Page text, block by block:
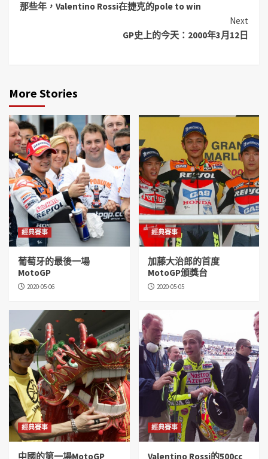
那些年，Valentino Rossi在捷克的pole to win
Next
GP史上的今天：2000年3月12日
More Stories
經典賽事
葡萄牙的最後一場
MotoGP
2020-05-06
經典賽事
加藤大治郎的首度
MotoGP頒獎台
2020-05-05
經典賽事
中國的第一場MotoGP
經典賽事
Valentino Rossi的500cc